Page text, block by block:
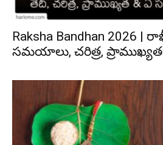
Raksha Bandhan 2026 |
సమయాలు, చరిత్ర, ప్రాముఖ్యత